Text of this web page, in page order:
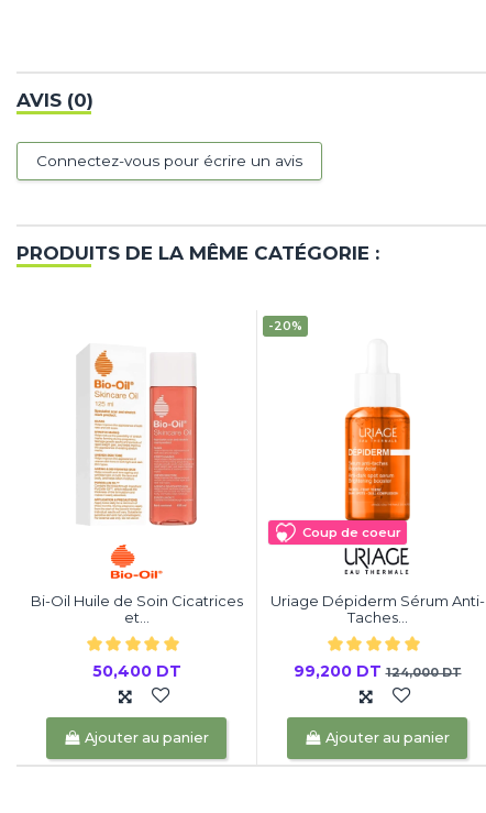
AVIS (0)
Connectez-vous pour écrire un avis
PRODUITS DE LA MÊME CATÉGORIE :
Bi-Oil Huile de Soin Cicatrices
et...
50,400 DT
Ajouter au panier
Coup de coeur
-20%
Uriage Dépiderm Sérum Anti-
Taches...
99,200 DT124,000 DT
Ajouter au panier